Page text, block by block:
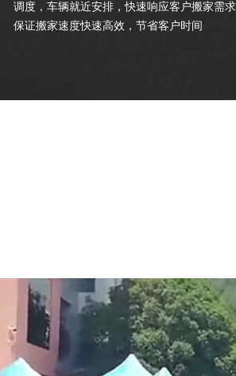
调度，车辆就近安排，快速响应客户搬家需
保证搬家速度快速高效，节省客户时间